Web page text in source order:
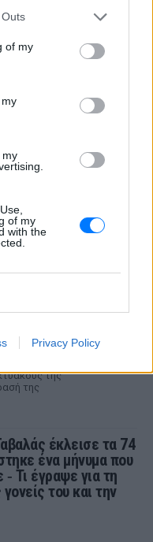
of my
my
of my
with the
Privacy Policy
ξεχάσω όσο ζω»: Η
εξομολόγηση
είδε τον Ιησού
της νοσηλευόταν στο
Αρτας.
από τις
μου
της
της
έκλεισε τα 74
ένα μήνυμα που
‑ Τι έγραψε για τη
του και την